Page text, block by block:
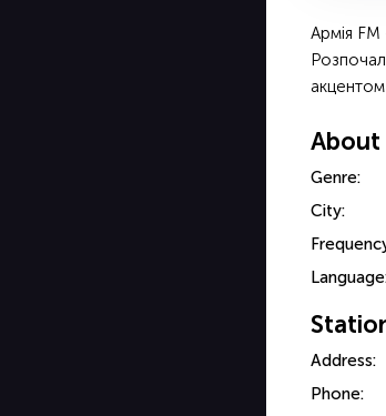
Армія FM
About
Genre:
City:
Address:
Phone: